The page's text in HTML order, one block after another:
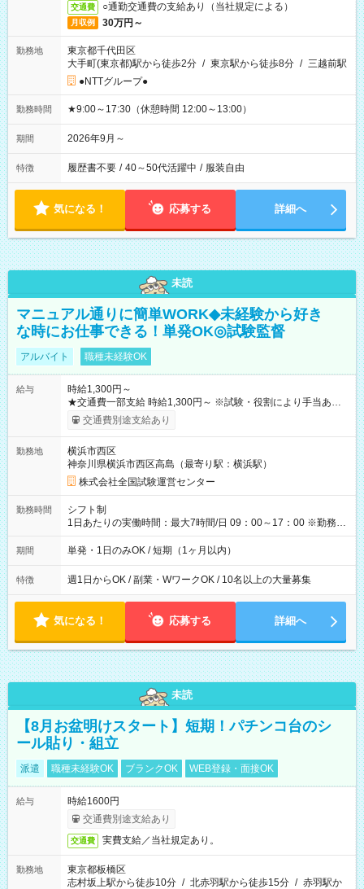
交通費 ○通勤交通費の支給あり（当社規定による）
月収例 30万円～
勤務地
東京都千代田区
大手町(東京都)駅から徒歩2分 / 東京駅から徒歩8分 / 三越前駅
●NTTグループ●
勤務時間 ★9:00～17:30（休憩時間 12:00～13:00）
期間 2026年9月～
特徴 履歴書不要 / 40～50代活躍中 / 服装自由
気になる！ 応募する 詳細へ
未読
マニュアル通りに簡単WORK◆未経験から好き
な時にお仕事できる！単発OK◎試験監督
アルバイト 職種未経験OK
給与
時給1,300円～
★交通費一部支給 時給1,300円～ ※試験・役割により手当あり
※勤務回数により昇給あり 【即給（前払い）オプションあ
り！】 希望される場合、勤務から1週間ほどで給与の一部を受け
例】 ・河合塾模擬試験 8:30～17:30（休憩1時間） 時給1,300円
×8時間＝日収10,400円＋交通費 ※当日の役割により時給＋100
円の場合あり ・国家試験 7:00～13:30（休憩なし） 時給1,300
円（役割手当＋100円）×6時間＝日収8,400円＋交通費 【試用期
間】試用期間なし
交通費別途支給あり
勤務地
横浜市西区
神奈川県横浜市西区高島（最寄り駅：横浜駅）
株式会社全国試験運営センター
勤務時間
シフト制
1日あたりの実働時間：最大7時間/日 09：00～17：00 ※勤務時
間は 試験により異なります。
期間 単発・1日のみOK / 短期（1ヶ月以内）
特徴 週1日からOK / 副業・WワークOK / 10名以上の大量募集
気になる！ 応募する 詳細へ
未読
【8月お盆明けスタート】短期！パチンコ台のシ
ール貼り・組立
派遣 職種未経験OK ブランクOK WEB登録・面接OK
給与
時給1600円
交通費別途支給あり
交通費 実費支給／当社規定あり。
勤務地
東京都板橋区
志村坂上駅から徒歩10分 / 北赤羽駅から徒歩15分 / 赤羽駅か